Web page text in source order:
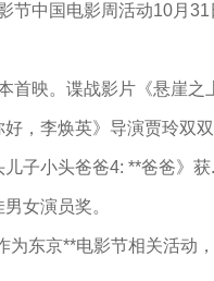
节中国电影周活动10月
首映。谍战影片《悬崖之
，李焕英》导演贾玲双
子小头爸爸4: **爸爸》
女演员奖。
东京**电影节相关活动